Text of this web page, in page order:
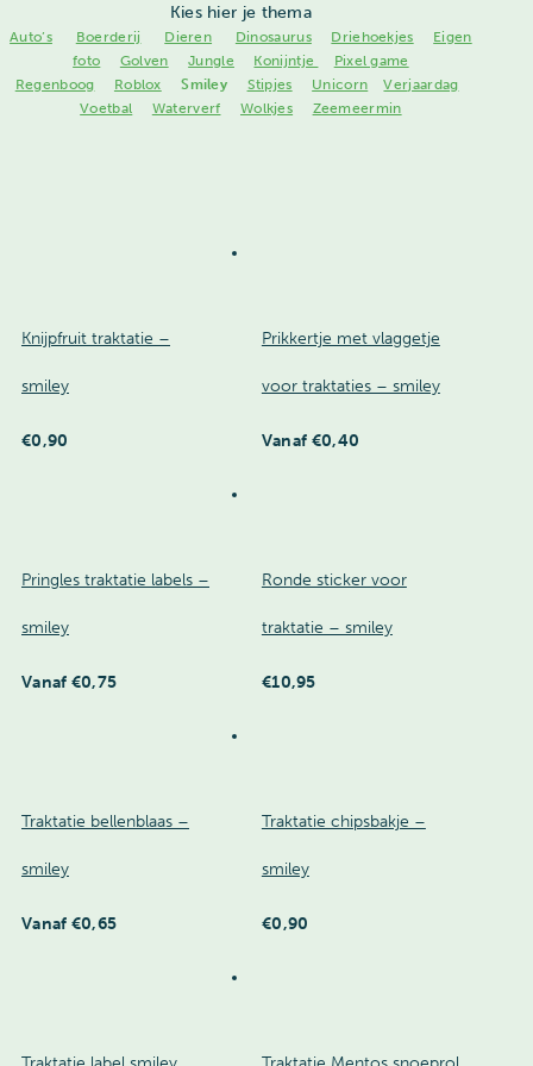
Kies hier je thema
Auto’s Boerderij Dieren Dinosaurus Driehoekjes
Eigen
foto
Golven Jungle Konijntje
Pixel game
Regenboog
Roblox Smiley Stipjes Unicorn
Verjaardag
Voetbal
Waterverf Wolkjes Zeemeermin
Knijpfruit traktatie –
smiley
€0,90
Prikkertje met vlaggetje
voor traktaties – smiley
Vanaf €0,40
Pringles traktatie labels –
smiley
Vanaf €0,75
Ronde sticker voor
traktatie – smiley
€10,95
Traktatie bellenblaas –
smiley
Vanaf €0,65
Traktatie chipsbakje –
smiley
€0,90